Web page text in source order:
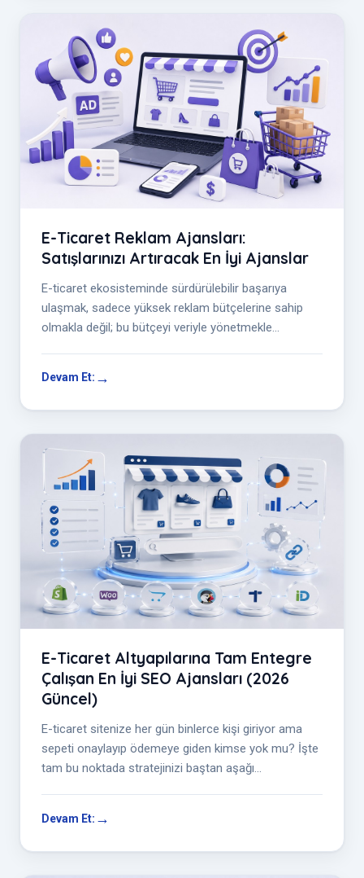
E-Ticaret Reklam Ajansları:
Satışlarınızı Artıracak En İyi Ajanslar
E-ticaret ekosisteminde sürdürülebilir başarıya
ulaşmak, sadece yüksek reklam bütçelerine sahip
olmakla değil; bu bütçeyi veriyle yönetmekle
Devam Et:
E-Ticaret Altyapılarına Tam Entegre
Çalışan En İyi SEO Ajansları (2026
Güncel)
E-ticaret sitenize her gün binlerce kişi giriyor ama
sepeti onaylayıp ödemeye giden kimse yok mu? İşte
tam bu noktada stratejinizi baştan aşağı
Devam Et: